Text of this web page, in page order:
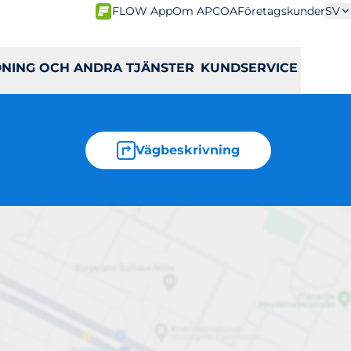
FLOW AppOm APCOAFöretagskunderSV
OCH ANDRA TJÄNSTER KUNDSERVICE
Vägbeskrivning